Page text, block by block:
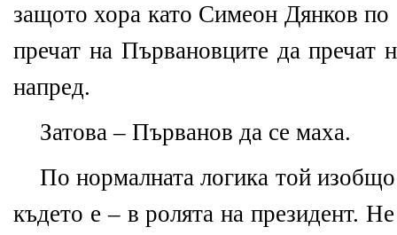
защото хора като Симеон Дянков
пречат на Първановците да пречат
напред.
Затова – Първанов да се маха.
По нормалната логика той
където е – в ролята на президент.